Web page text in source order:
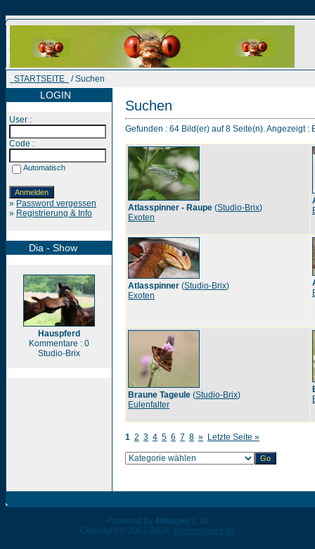
STARTSEITE / Suchen
LOGIN
User :
Code :
Automatisch
» Password vergessen
» Registrierung & Info
Dia - Show
Hauspferd
Kommentare : 0
Studio-Brix
Suchen
Gefunden : 64 Bild(er) auf 8 Seite(n). Angezeigt :
Atlasspinner - Raupe (Studio-Brix)
Exoten
Atlasspinner (Studio-Brix)
Exoten
Braune Tageule (Studio-Brix)
Eulenfalter
1 2 3 4 5 6 7 8 » Letzte Seite »
Powered by 4images 1.10
Copyright © 2002-2026 4homepages.de